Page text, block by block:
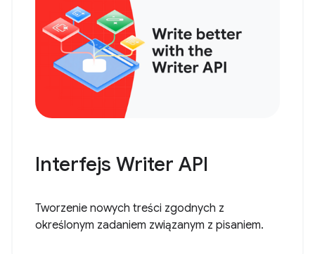
Interfejs Writer API
Tworzenie nowych treści zgodnych z
określonym zadaniem związanym z pisaniem.